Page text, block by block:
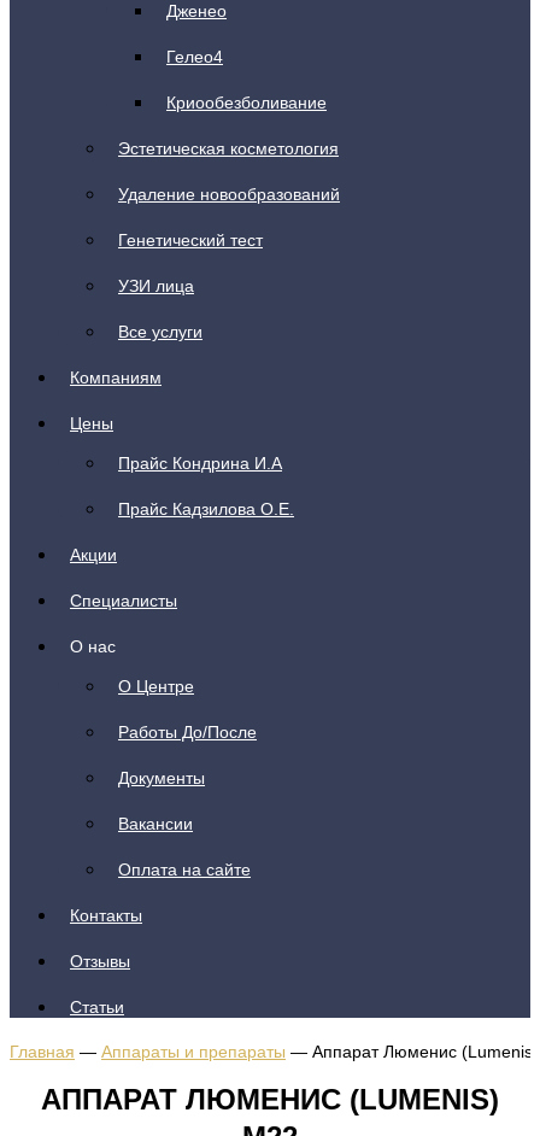
Дженео
Гелео4
Криообезболивание
Эстетическая косметология
Удаление новообразований
Генетический тест
УЗИ лица
Все услуги
Компаниям
Цены
Прайс Кондрина И.А
Прайс Кадзилова О.Е.
Акции
Специалисты
О нас
О Центре
Работы До/После
Документы
Вакансии
Оплата на сайте
Контакты
Отзывы
Статьи
Главная — Аппараты и препараты — Аппарат Люменис
АППАРАТ ЛЮМЕНИС (LUMENIS)